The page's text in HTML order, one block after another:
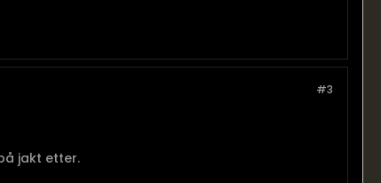
#3
jakt etter.